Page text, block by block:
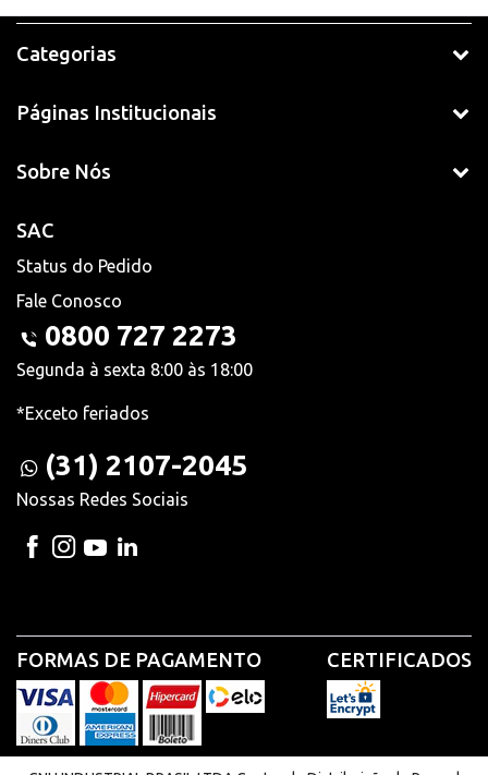
Categorias
Páginas Institucionais
Sobre Nós
SAC
Status do Pedido
Fale Conosco
0800 727 2273
Segunda à sexta 8:00 às 18:00
*Exceto feriados
(31) 2107-2045
Nossas Redes Sociais
FORMAS DE PAGAMENTO CERTIFICADOS